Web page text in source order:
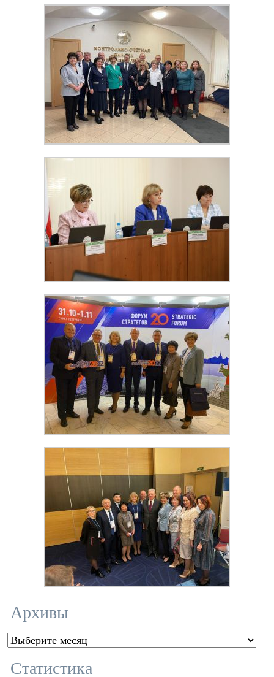
Архивы
Архивы
Статистика